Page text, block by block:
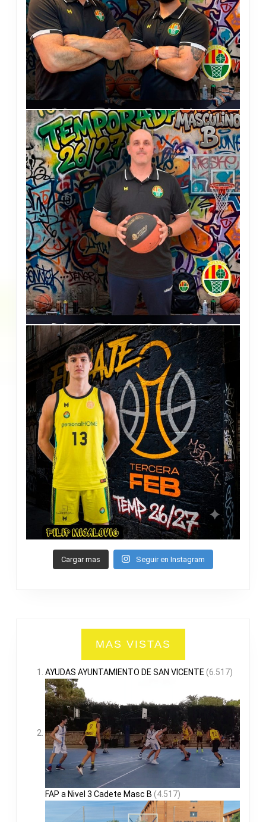
Cargar mas Seguir en Instagram
MAS VISTAS
AYUDAS AYUNTAMIENTO DE SAN VICENTE (6.517)
FAP a Nivel 3 Cadete Masc B (4.517)